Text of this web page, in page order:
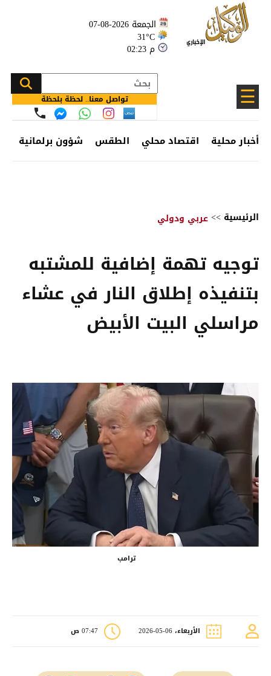
الجمعة 2026-08-07
31°C
02:23 م
☰ تواصل معنا.. لحظة بلحظة
أخبار محلية اقتصاد محلي الطقس شؤون برلمانية
الرئيسية >>عربي ودولي
توجيه تهمة إضافية للمشتبه
بتنفيذه إطلاق النار في عشاء
مراسلي البيت الأبيض
ترامب
الأربعاء، 06-05-2026 07:47 ص